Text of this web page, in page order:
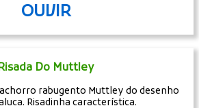
OUVIR
Do Muttley
rabugento Muttley do desenho
Risadinha característica.